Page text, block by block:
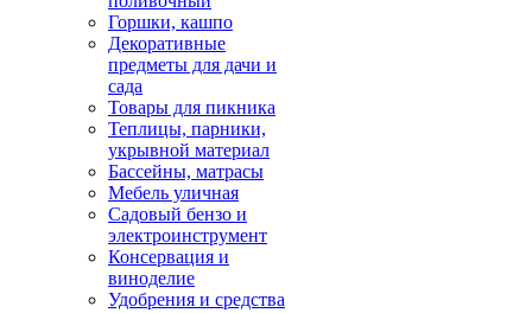
Горшки, кашпо
Декоративные
предметы для дачи и
сада
Товары для пикника
Теплицы, парники,
укрывной материал
Бассейны, матрасы
Мебель уличная
Садовый бензо и
электроинструмент
Консервация и
виноделие
Удобрения и средства